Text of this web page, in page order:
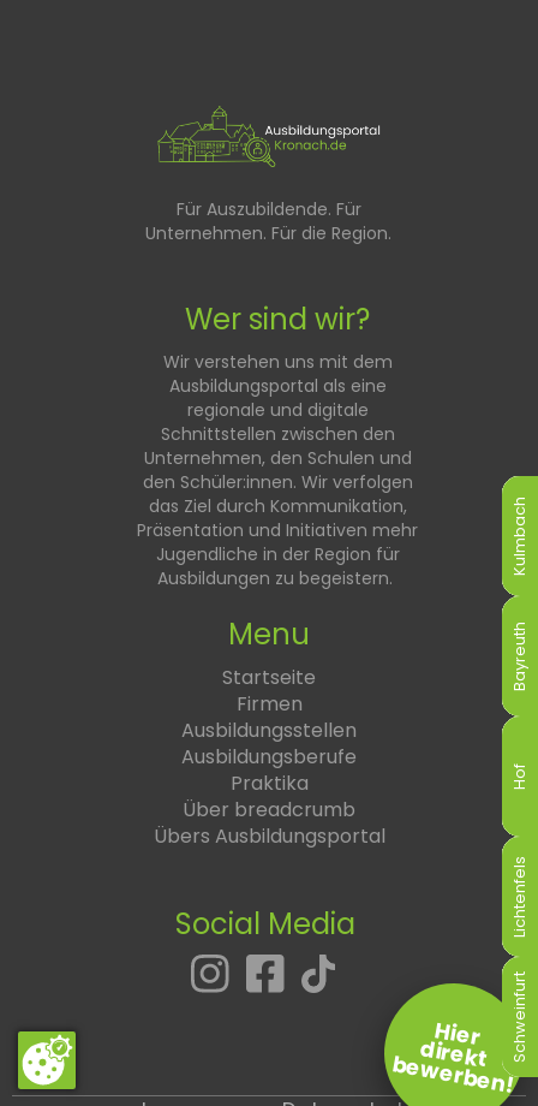
Kulmbach
Bayreuth
Hof
Lichtenfels
Schweinfurt
Kulmbach
Bayreuth
Hof
Lichtenfels
Schweinfurt
Kulmbach
Bayreuth
Hof
Lichtenfels
Schweinfurt
Kulmbach
Bayreuth
Hof
Lichtenfels
Schweinfurt
Kulmbach
Bayreuth
Hof
Lichtenfels
Schweinfurt
Kulmbach
Bayreuth
Hof
Lichtenfels
Schweinfurt
Für Auszubildende. Für
Unternehmen. Für die Region.
Wer sind wir?
Wir verstehen uns mit dem
Ausbildungsportal als eine
regionale und digitale
Schnittstellen zwischen den
Unternehmen, den Schulen und
den Schüler:innen. Wir verfolgen
das Ziel durch Kommunikation,
Präsentation und Initiativen mehr
Jugendliche in der Region für
Ausbildungen zu begeistern.
Menu
Startseite
Firmen
Ausbildungsstellen
Ausbildungsberufe
Praktika
Über breadcrumb
Übers Ausbildungsportal
Social Media
Hier
direkt
bewerben!